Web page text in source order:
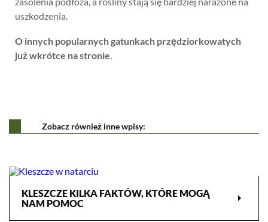
uszkodzenia.
O innych popularnych gatunkach przędziorkowatych
już wkrótce na stronie.
Zobacz również inne wpisy:
KLESZCZE KILKA FAKTÓW, KTÓRE MOGĄ
NAM POMOC
arrow_right